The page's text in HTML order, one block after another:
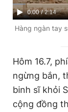
C
u
0:00 / D
u
o
2:14
Hàng ngàn tay
Hôm 16.7,
ngừng bắn,
binh sĩ khỏi
cộng đồng